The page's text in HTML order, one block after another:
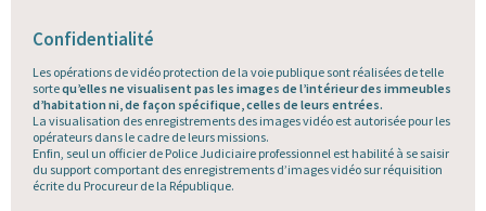
Confidentialité
Les opérations de vidéo protection de la voie publique sont réalisées de telle
sortequ’elles ne visualisent pas les images de l’intérieur des immeubles
d’habitation ni, de façon spécifique, celles de leurs entrées.
La visualisation des enregistrements des images vidéo est autorisée pour les
opérateurs dans le cadre de leurs missions.
Enfin, seul un officier de Police Judiciaire professionnel est habilité à se saisir
du support comportant des enregistrements d’images vidéo sur réquisition
écrite du Procureur de la République.